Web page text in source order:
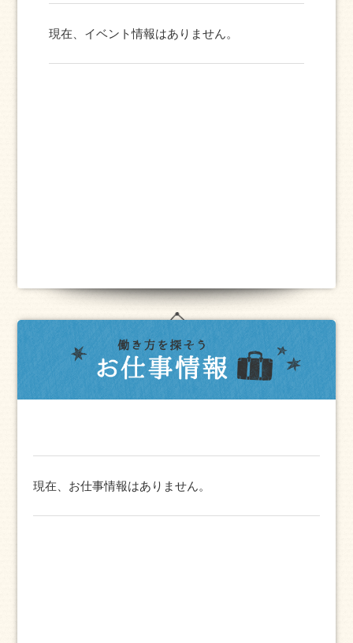
現在、イベント情報はありません。
現在、お仕事情報はありません。